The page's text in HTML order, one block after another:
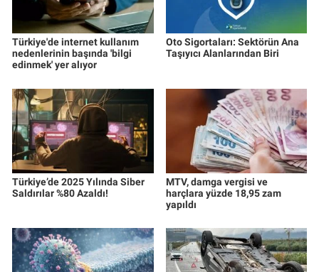
Türkiye'de internet kullanım
nedenlerinin başında 'bilgi
edinmek' yer alıyor
Oto Sigortaları: Sektörün Ana
Taşıyıcı Alanlarından Biri
Türkiye’de 2025 Yılında Siber
Saldırılar %80 Azaldı!
MTV, damga vergisi ve
harçlara yüzde 18,95 zam
yapıldı